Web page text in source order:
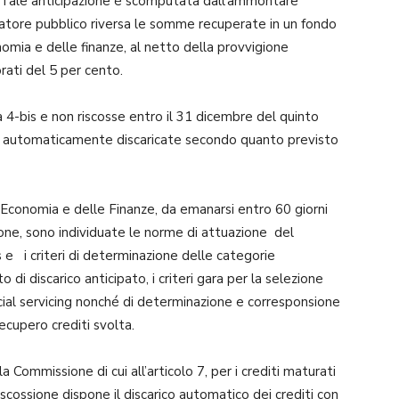
pubblico riversa le somme recuperate in un fondo
e delle finanze, al netto della provvigione
del 5 per cento.
e non riscosse entro il 31 dicembre del quinto
discaricate secondo quanto previsto
e delle Finanze, da emanarsi entro 60 giorni
sono individuate le norme di attuazione del
e i criteri di determinazione delle categorie
discarico anticipato, i criteri gara per la selezione
servicing nonché di determinazione e corresponsione
crediti svolta.
di cui all’articolo 7, per i crediti maturati
dispone il discarico automatico dei crediti con